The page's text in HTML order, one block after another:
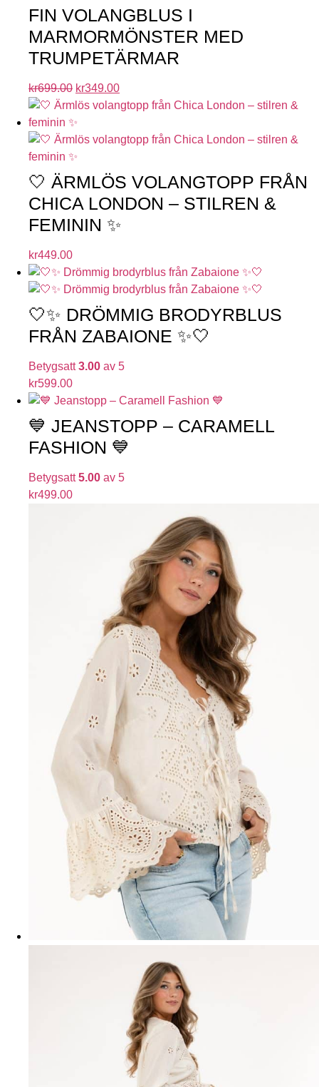
FIN VOLANGBLUS I
MARMORMÖNSTER MED
TRUMPETÄRMAR
kr699.00 kr349.00
🤍 ÄRMLÖS VOLANGTOPP FRÅN
CHICA LONDON – STILREN &
FEMININ ✨
kr449.00
🤍✨ DRÖMMIG BRODYRBLUS
FRÅN ZABAIONE ✨🤍
Betygsatt3.00 av 5
kr599.00
💙 JEANSTOPP – CARAMELL
FASHION 💙
Betygsatt5.00 av 5
kr499.00